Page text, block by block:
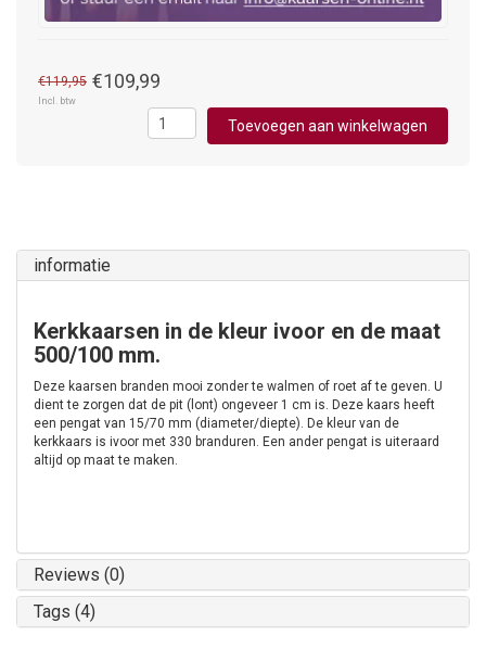
€119,95 €109,99
Incl. btw
Toevoegen aan winkelwagen
informatie
Kerkkaarsen in de kleur ivoor en de maat
500/100 mm.
Deze kaarsen branden mooi zonder te walmen of roet af te geven. U
dient te zorgen dat de pit (lont) ongeveer 1 cm is. Deze kaars heeft
een pengat van 15/70 mm (diameter/diepte). De kleur van de
kerkkaars is ivoor met 330 branduren. Een ander pengat is uiteraard
altijd op maat te maken.
Reviews (0)
Tags (4)